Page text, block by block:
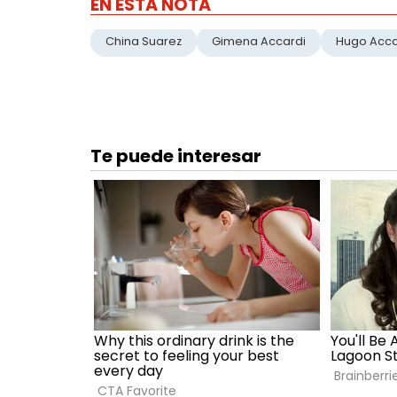
China Suarez Gimena Accardi Hugo